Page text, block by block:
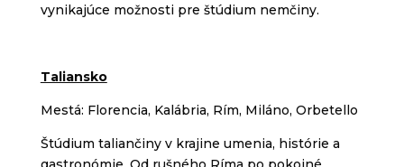
vynikajúce možnosti pre štúdium nemčiny.
Taliansko
Mestá: Florencia, Kalábria, Rím, Miláno, Orbetello
Štúdium taliančiny v krajine umenia, histórie a